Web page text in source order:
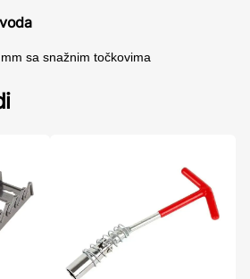
sa snažnim točkovima